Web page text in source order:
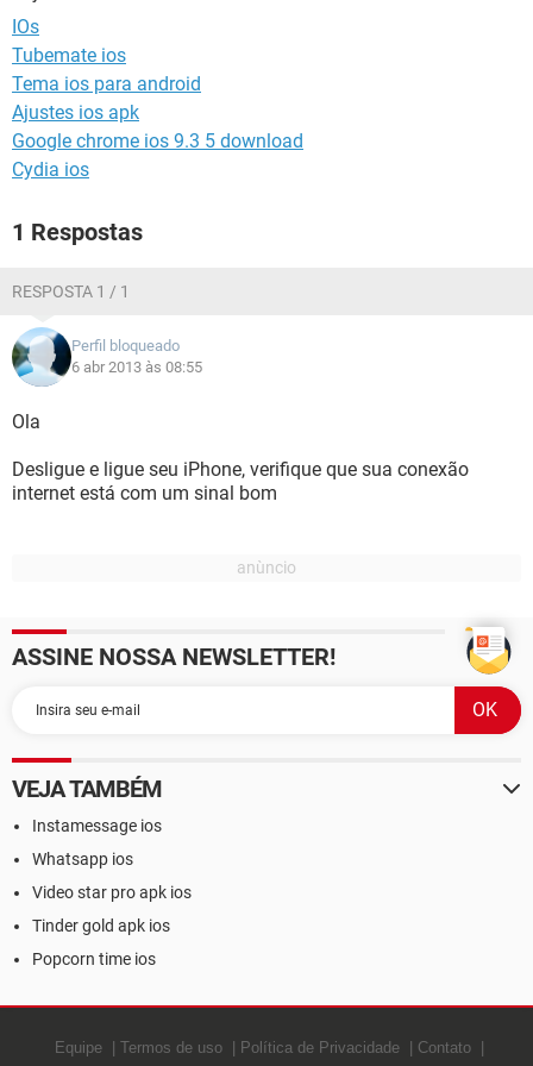
GUIA DE COMPRAS
IOs
Tubemate ios
Tema ios para android
Ajustes ios apk
Google chrome ios 9.3 5 download
Cydia ios
1 Respostas
RESPOSTA 1 / 1
Perfil bloqueado
6 abr 2013 às 08:55
Ola
Desligue e ligue seu iPhone, verifique que sua conexão
internet está com um sinal bom
ASSINE NOSSA NEWSLETTER!
VEJA TAMBÉM
Instamessage ios
Whatsapp ios
Video star pro apk ios
Tinder gold apk ios
Popcorn time ios
Equipe Termos de uso Política de Privacidade Contato